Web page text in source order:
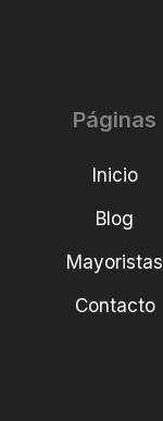
Páginas
Inicio
Blog
Mayoristas
Contacto